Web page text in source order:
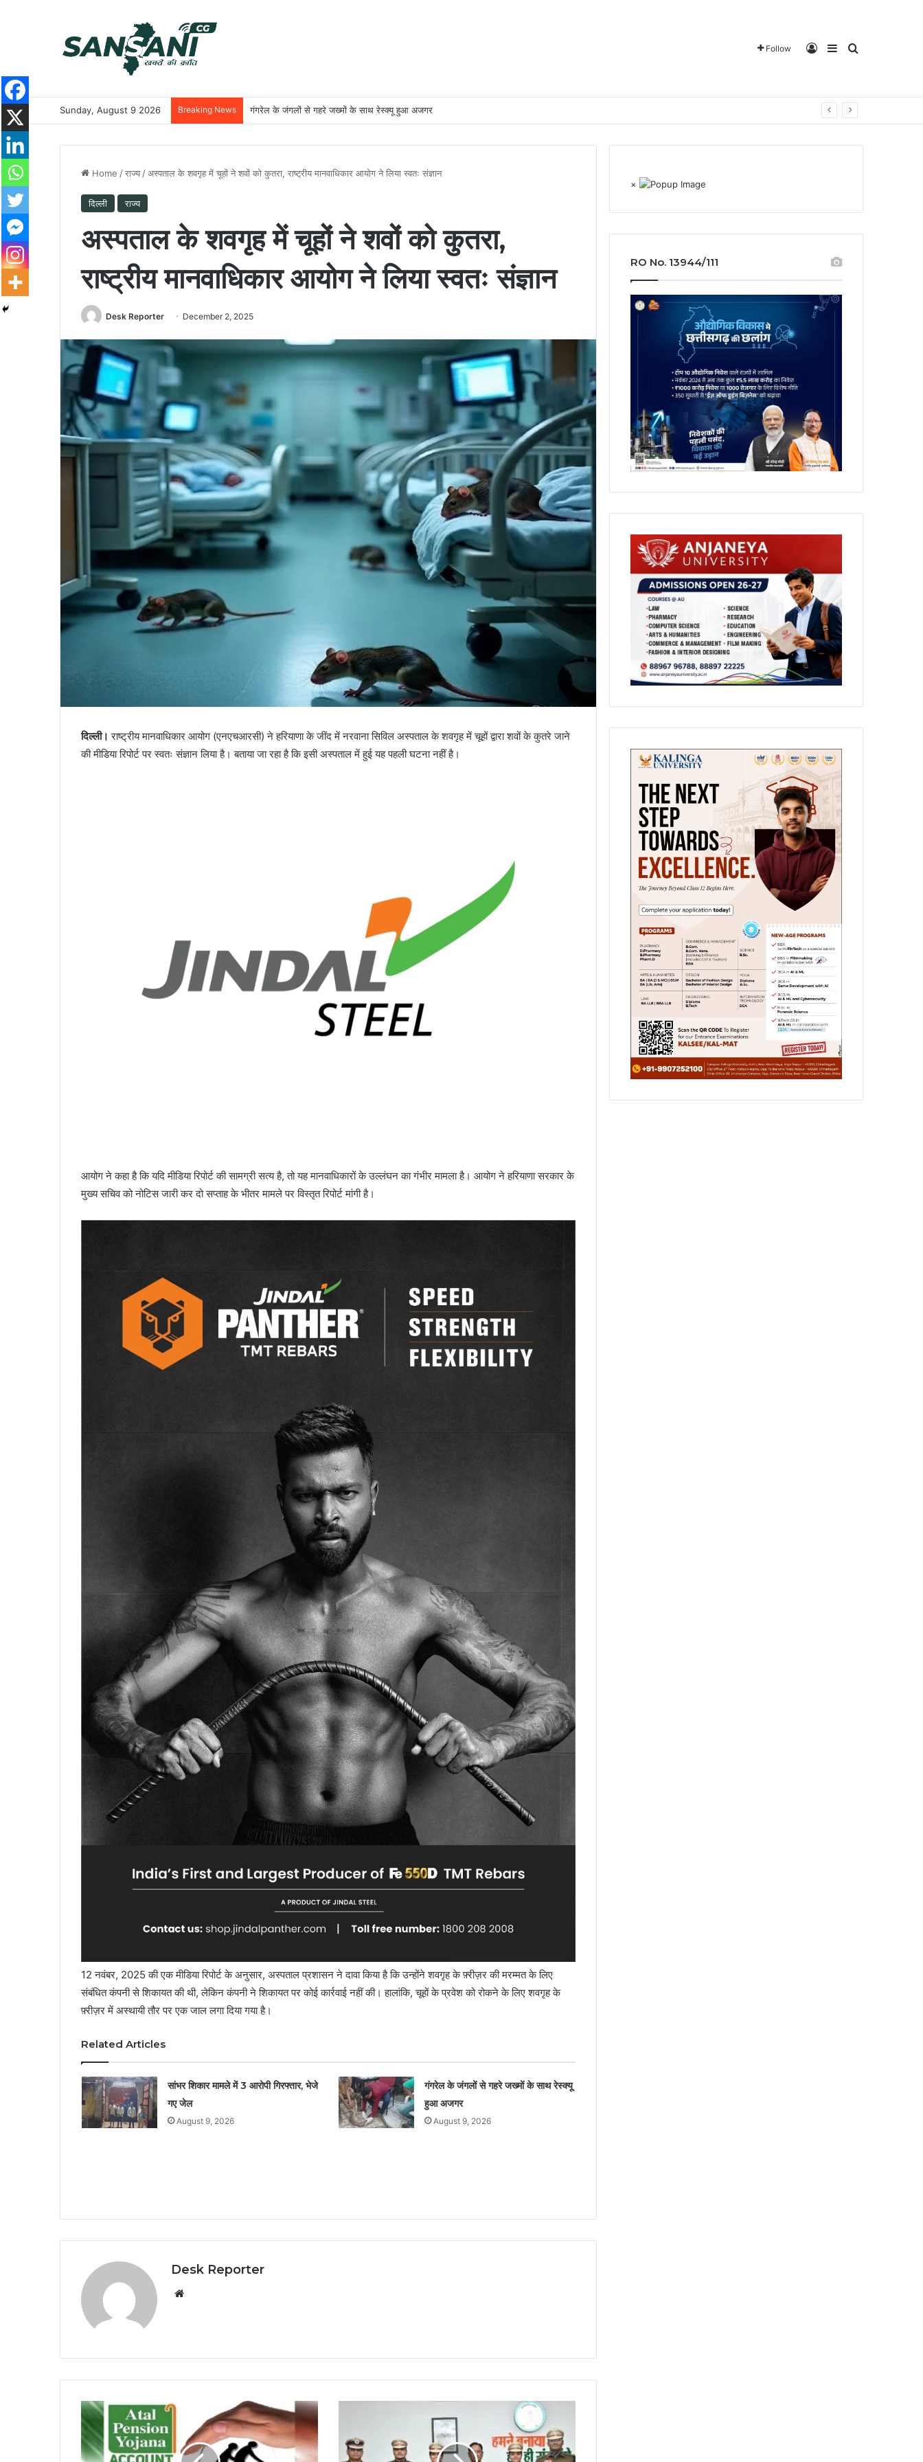
Follow Log InSidebarSearch for
Sunday, August 9 2026 Breaking News गंगरेल के जंगलों से गहरे जख्मों के साथ रेस्क्यू हुआ अजगर
Home /राज्य /अस्पताल के शवगृह में चूहों ने शवों को कुतरा, राष्ट्रीय मानवाधिकार आयोग ने लिया स्वतः संज्ञान
दिल्ली राज्य
अस्पताल के शवगृह में चूहों ने शवों को कुतरा,
राष्ट्रीय मानवाधिकार आयोग ने लिया स्वतः संज्ञान
Desk Reporter December 2, 2025
दिल्ली। राष्‍ट्रीय मानवाधिकार आयोग (एनएचआरसी) ने हरियाणा के जींद में नरवाना सिविल अस्पताल के शवगृह में चूहों द्वारा शवों के कुतरे जाने
की मीडिया रिपोर्ट पर स्वतः संज्ञान लिया है। बताया जा रहा है कि इसी अस्पताल में हुई यह पहली घटना नहीं है।
आयोग ने कहा है कि यदि मीडिया रिपोर्ट की सामग्री सत्य है, तो यह मानवाधिकारों के उल्लंघन का गंभीर मामला है। आयोग ने हरियाणा सरकार के
मुख्य सचिव को नोटिस जारी कर दो सप्ताह के भीतर मामले पर विस्तृत रिपोर्ट मांगी है।
12 नवंबर, 2025 की एक मीडिया रिपोर्ट के अनुसार, अस्पताल प्रशासन ने दावा किया है कि उन्होंने शवगृह के फ़्रीज़र की मरम्मत के लिए
संबंधित कंपनी से शिकायत की थी, लेकिन कंपनी ने शिकायत पर कोई कार्रवाई नहीं की। हालांकि, चूहों के प्रवेश को रोकने के लिए शवगृह के
फ़्रीज़र में अस्थायी तौर पर एक जाल लगा दिया गया है।
Related Articles
सांभर शिकार मामले में 3 आरोपी गिरफ्तार, भेजे
गए जेल
August 9, 2026
गंगरेल के जंगलों से गहरे जख्मों के साथ रेस्क्यू
हुआ अजगर
August 9, 2026
Desk Reporter
×
RO No. 13944/111